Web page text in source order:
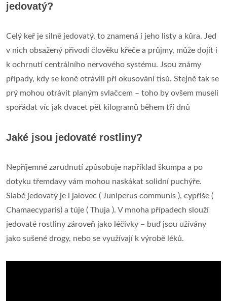
jedovatý?
Celý keř je silně jedovatý, to znamená i jeho listy a kůra. Jed
v nich obsažený přivodí člověku křeče a průjmy, může dojít i
k ochrnutí centrálního nervového systému. Jsou známy
případy, kdy se koně otrávili při okusování tisů. Stejně tak se
prý mohou otrávit planým svlačcem – toho by ovšem museli
spořádat víc jak dvacet pět kilogramů během tří dnů
Jaké jsou jedovaté rostliny?
Nepříjemné zarudnutí způsobuje například škumpa a po
dotyku třemdavy vám mohou naskákat solidní puchýře.
Slabě jedovatý je i jalovec ( Juniperus communis ), cypřiše (
Chamaecyparis) a túje ( Thuja ). V mnoha případech slouží
jedovaté rostliny zároveň jako léčivky – buď jsou užívány
jako sušené drogy, nebo se využívají k výrobě léků.